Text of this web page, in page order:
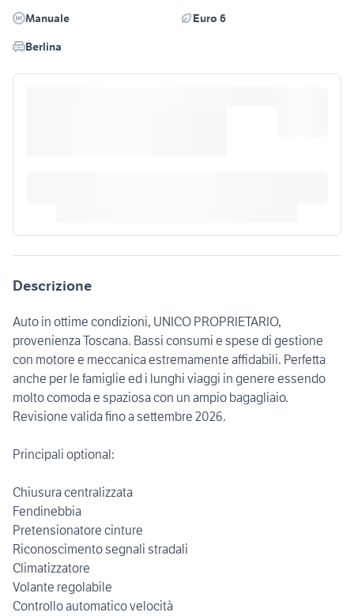
Manuale
Euro 6
Berlina
Descrizione
Auto in ottime condizioni, UNICO PROPRIETARIO,
provenienza Toscana. Bassi consumi e spese di gestione
con motore e meccanica estremamente affidabili. Perfetta
anche per le famiglie ed i lunghi viaggi in genere essendo
molto comoda e spaziosa con un ampio bagagliaio.
Revisione valida fino a settembre 2026.
Principali optional:
Chiusura centralizzata
Fendinebbia
Pretensionatore cinture
Riconoscimento segnali stradali
Climatizzatore
Volante regolabile
Controllo automatico velocità